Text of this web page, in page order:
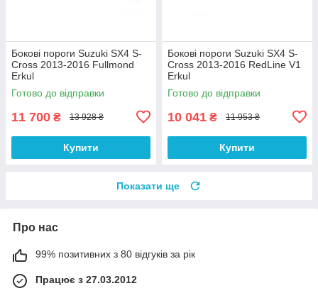
Бокові пороги Suzuki SX4 S-
Cross 2013-2016 Fullmond
Erkul
Готово до відправки
11 700 ₴ 13 928 ₴
Купити
Бокові пороги Suzuki SX4 S-
Cross 2013-2016 RedLine V1
Erkul
Готово до відправки
10 041 ₴ 11 953 ₴
Купити
Показати ще
Про нас
99% позитивних з 80 відгуків за рік
Працює з 27.03.2012